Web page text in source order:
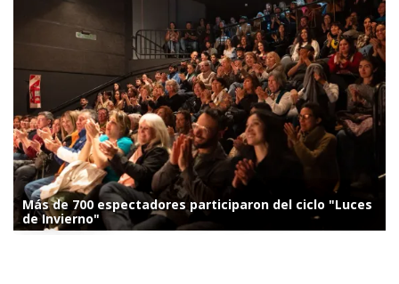
Más de 700 espectadores participaron del ciclo "Luces
de Invierno"